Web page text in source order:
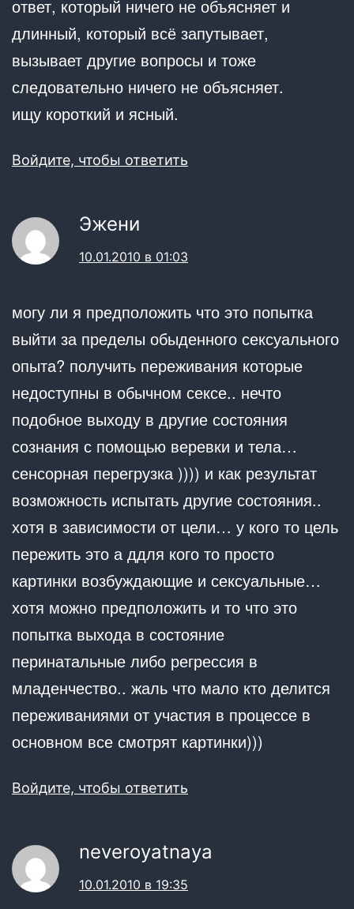
ответ, который ничего не объясняет и
длинный, который всё запутывает,
вызывает другие вопросы и тоже
следовательно ничего не объясняет.
ищу короткий и ясный.
Войдите, чтобы ответить
Эжени
10.01.2010 в 01:03
могу ли я предположить что это попытка
выйти за пределы обыденного сексуального
опыта? получить переживания которые
недоступны в обычном сексе.. нечто
подобное выходу в другие состояния
сознания с помощью веревки и тела…
сенсорная перегрузка )))) и как результат
возможность испытать другие состояния..
хотя в зависимости от цели… у кого то цель
пережить это а ддля кого то просто
картинки возбуждающие и сексуальные…
хотя можно предположить и то что это
попытка выхода в состояние
перинатальные либо регрессия в
младенчество.. жаль что мало кто делится
переживаниями от участия в процессе в
основном все смотрят картинки)))
Войдите, чтобы ответить
neveroyatnaya
10.01.2010 в 19:35